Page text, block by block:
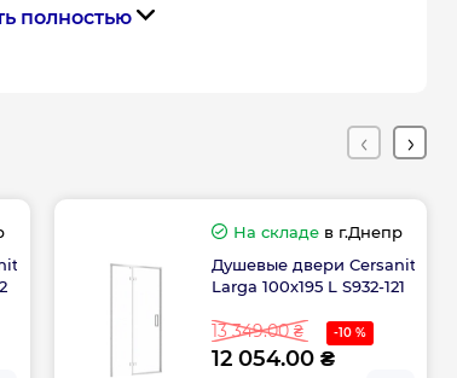
60
полностью
На складев г.Днепр
Душевые двери Cersanit
Larga 100х195 L S932-121
13 349.00 ₴ -10 %
12 054.00 ₴